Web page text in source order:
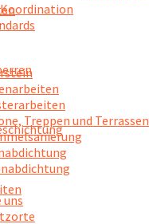
Treppen und Terrassen
uns